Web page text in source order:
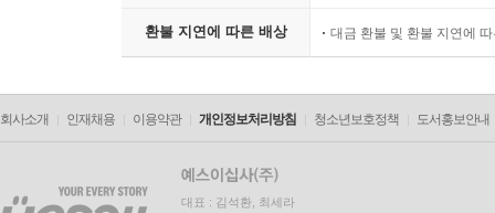
환불 지연에 따른 배상 대금 환불 및 환불 지연에
회사소개 인재채용 이용약관 개인정보처리방침 청소년보호정책 도서홍보안내
대표 : 김석환, 최세라